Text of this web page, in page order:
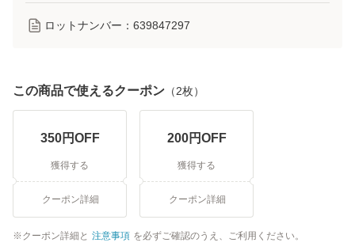
ロットナンバー： 639847297
この商品で使えるクーポン （2枚）
350円OFF
獲得する
クーポン詳細
200円OFF
獲得する
クーポン詳細
クーポン詳細と 注意事項 を必ずご確認のうえ、ご利用ください。